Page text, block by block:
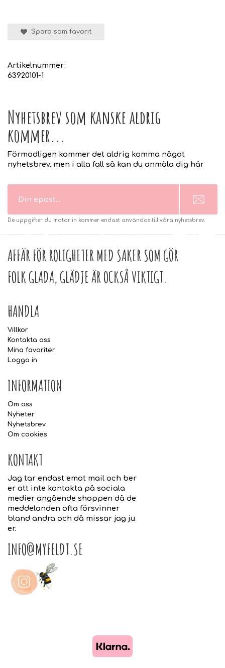
Spara som favorit
Artikelnummer:
63920101-1
Nyhetsbrev som kanske aldrig
kommer...
Förmodligen kommer det aldrig komma något
nyhetsbrev, men i alla fall så kan du anmäla dig här
De uppgifter du matar in kommer endast användas till våra nyhetsbrev.
AFFÄR FÖR ROLIGHETER MED SAKER SOM GÖR
FOLK GLADA, GLÄDJE ÄR OCKSÅ VIKTIGT.
HANDLA
Villkor
Kontakta oss
Mina favoriter
Logga in
INFORMATION
Om oss
Nyheter
Nyhetsbrev
Om cookies
KONTAKT
Jag tar endast emot mail och ber
er att inte kontakta på sociala
medier angående shoppen då de
meddelanden ofta försvinner
bland andra och då missar jag ju
er.
INFO@MYFELDT.SE